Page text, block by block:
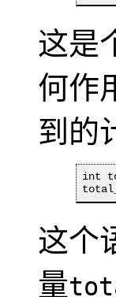
这是
何作
到的
int
这个
量